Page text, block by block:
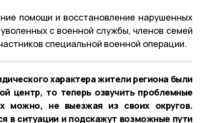
помощи и восстановление нарушенных
с военной службы, членов семей
специальной военной операции.
характера жители региона были
центр, то теперь озвучить проблемные
можно, не выезжая из своих округов.
в ситуации и подскажут возможные пути